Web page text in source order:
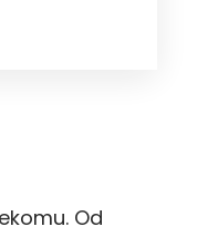
Od